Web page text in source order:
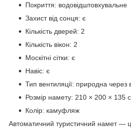
Покриття: водовідштовхувальне
Захист від сонця: є
Кількість дверей: 2
Кількість вікон: 2
Москітні сітки: є
Навіс: є
Тип вентиляції: природна через
Розмір намету: 210 × 200 × 135
Колір: камуфляж
Автоматичний туристичний намет —